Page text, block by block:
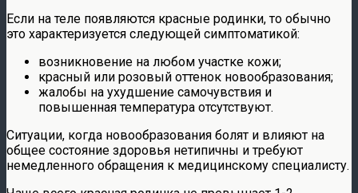
Если на теле появляются красные родинки, то обычно
это характеризуется следующей симптоматикой:
возникновение на любом участке кожи;
красный или розовый оттенок новообразования;
жалобы на ухудшение самочувствия и
повышенная температура отсутствуют.
Ситуации, когда новообразования болят и влияют на
общее состояние здоровья нетипичны и требуют
немедленного обращения к медицинскому специалисту.